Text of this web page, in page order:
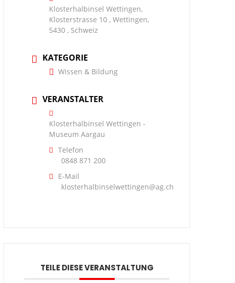
Klosterhalbinsel Wettingen,
Klosterstrasse 10 , Wettingen,
5430 , Schweiz
KATEGORIE
Wissen & Bildung
VERANSTALTER
Klosterhalbinsel Wettingen -
Museum Aargau
Telefon
0848 871 200
E-Mail
klosterhalbinselwettingen@ag.ch
TEILE DIESE VERANSTALTUNG